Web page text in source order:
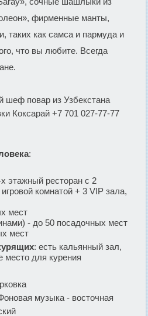
фирменные манты,
таких как самса и пармуда и
что вы любите. Всегда
шеф повар из Узбекстана
Коксарай +7 701 027-77-77
:
х этажный ресторан с 2
комнатой + 3 VIP зала,
мест
- до 50 посадочных мест
мест
: есть кальянный зал,
место для курения
музыка - восточная